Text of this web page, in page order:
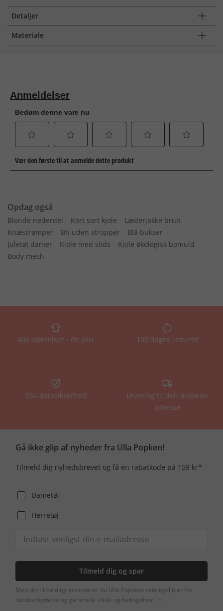
Detaljer
Materiale
Opdag også
Blonde nederdel Kort sort kjole
Læderjakke brun
Knæstrømper
Bh uden stropper
Blå bukser
Juletøj damer
Kjole med slids
Kjole økologisk bomuld
Body mesh
Alle størrelser - én pris 100 dages returret
SSL-datasikkerhed
Levering til den ønskede
adresse
Gå ikke glip af nyheder fra Ulla Popken!
Tilmeld dig nyhedsbrevet og få en rabatkode på 159 kr*
Dametøj
Herretøj
Tilmeld dig og spar
Med din tilmelding accepterer du Ulla Popkens retningslinjer for
databeskyttelse og generelle vilkår og betingelser. [+]